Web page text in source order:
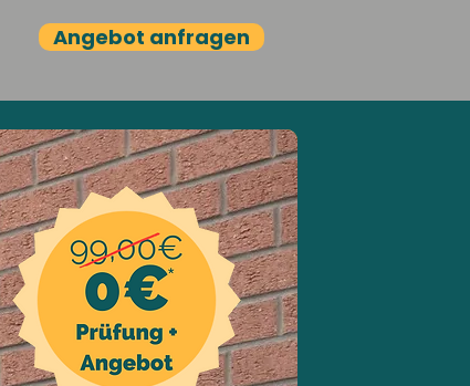
Angebot anfragen